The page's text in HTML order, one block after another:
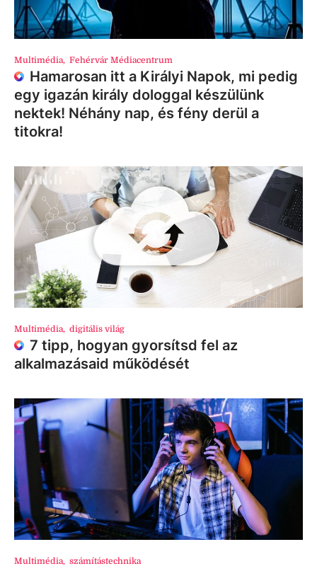
Multimédia, Fehérvár Médiacentrum
Hamarosan itt a Királyi Napok, mi pedig
egy igazán király dologgal készülünk
nektek! Néhány nap, és fény derül a
titokra!
Multimédia, digitális világ
7 tipp, hogyan gyorsítsd fel az
alkalmazásaid működését
Multimédia, számítástechnika